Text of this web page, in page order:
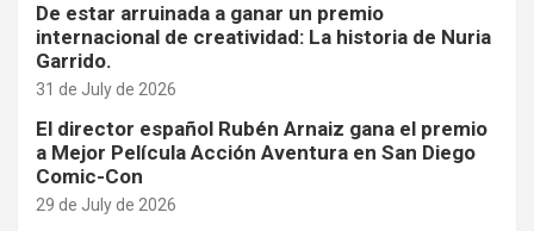
De estar arruinada a ganar un premio
internacional de creatividad: La historia de Nuria
Garrido.
31 de July de 2026
El director español Rubén Arnaiz gana el premio
a Mejor Película Acción Aventura en San Diego
Comic-Con
29 de July de 2026